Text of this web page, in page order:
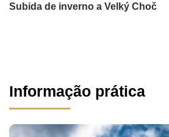
Subida de inverno a Velký Choč
Informação prática